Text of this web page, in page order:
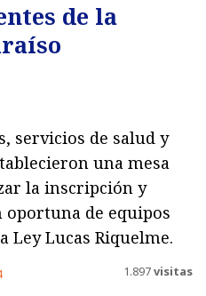
de la
servicios de salud y
una mesa
la inscripción y
de equipos
Ley Lucas Riquelme.
1.897visitas